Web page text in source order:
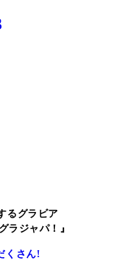
るグラビア
ラジャパ！』
くさん!